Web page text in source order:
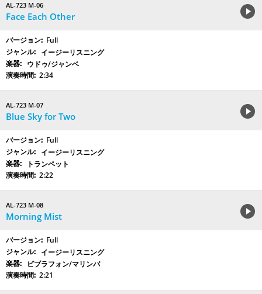
AL-723 M-06
Face Each Other
Full
イージーリスニング
ウドゥ/ジャンベ
2:34
AL-723 M-07
Blue Sky for Two
Full
イージーリスニング
トランペット
2:22
AL-723 M-08
Morning Mist
Full
イージーリスニング
ビブラフォン/マリンバ
2:21